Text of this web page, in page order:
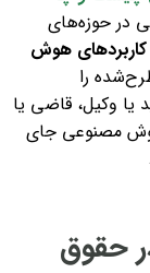
در حوزه‌های
کاربردهای هوش
را
یا وکیل، قاضی یا
مصنوعی جای
حقوق